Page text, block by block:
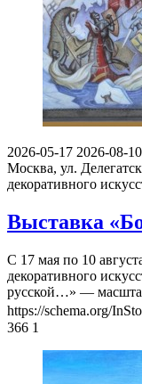
2026-05-17 2026-08-10
Москва, ул.
декоративного
Выставка
С 17 мая по 10
декоративного
русской…» —
https://schema.org/
366 1